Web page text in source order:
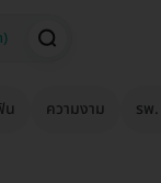
น ความงาม รพ